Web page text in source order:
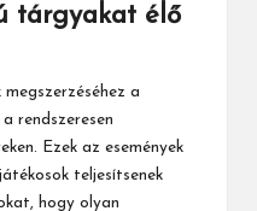
tárgyakat élő
a
rendszeresen
Ezek az események
teljesítsenek
hogy olyan